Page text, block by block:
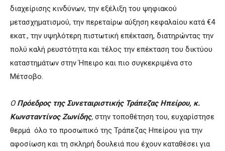
διαχείρισης κινδύνων, την εξέλιξη του ψηφιακού
μετασχηματισμού, την περεταίρω αύξηση κεφαλαίου κατά €4
εκατ., την υψηλότερη πιστωτική επέκταση, διατηρώντας την
πολύ καλή ρευστότητα και τέλος την επέκταση του δικτύου
καταστημάτων στην Ήπειρο και πιο συγκεκριμένα στο
Μέτσοβο.
Ο Πρόεδρος της Συνεταιριστικής Τράπεζας Ηπείρου, κ.
Κωνσταντίνος Ζωνίδης, στην τοποθέτηση του, ευχαρίστησε
θερμά όλο το προσωπικό της Τράπεζας Ηπείρου για την
αφοσίωση και τη σκληρή δουλειά που έχουν καταθέσει για